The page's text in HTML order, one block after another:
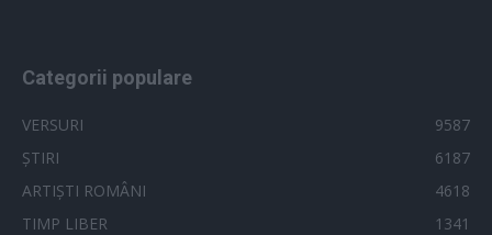
Categorii populare
VERSURI
9587
ȘTIRI
6187
ARTIȘTI ROMÂNI
4618
TIMP LIBER
1341